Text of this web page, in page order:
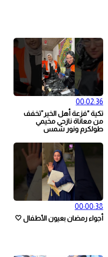
00:02:36
تكية “فزعة أهل الخير”تخفف
من معاناة نازحي مخيمي
طولكرم ونور شمس
00:00:38
أجواء رمضان بعيون الأطفال 🤍